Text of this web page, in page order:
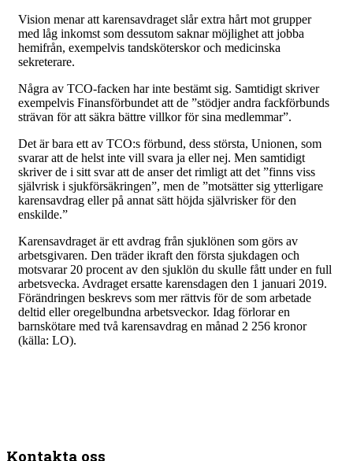
Vision menar att karensavdraget slår extra hårt mot grupper
med låg inkomst som dessutom saknar möjlighet att jobba
hemifrån, exempelvis tandsköterskor och medicinska
sekreterare.
Några av TCO-facken har inte bestämt sig. Samtidigt skriver
exempelvis Finansförbundet att de ”stödjer andra fackförbunds
strävan för att säkra bättre villkor för sina medlemmar”.
Det är bara ett av TCO:s förbund, dess största, Unionen, som
svarar att de helst inte vill svara ja eller nej. Men samtidigt
skriver de i sitt svar att de anser det rimligt att det ”finns viss
självrisk i sjukförsäkringen”, men de ”motsätter sig ytterligare
karensavdrag eller på annat sätt höjda självrisker för den
enskilde.”
Karensavdraget är ett avdrag från sjuklönen som görs av
arbetsgivaren. Den träder ikraft den första sjukdagen och
motsvarar 20 procent av den sjuklön du skulle fått under en full
arbetsvecka. Avdraget ersatte karensdagen den 1 januari 2019.
Förändringen beskrevs som mer rättvis för de som arbetade
deltid eller oregelbundna arbetsveckor. Idag förlorar en
barnskötare med två karensavdrag en månad 2 256 kronor
(källa: LO).
Kontakta oss